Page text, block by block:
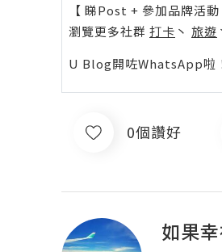
【 睇Post + 參加品牌活動
瀏覽更多社群 打卡 丶 旅遊
U Blog開咗WhatsApp啦
0個讚好
如果